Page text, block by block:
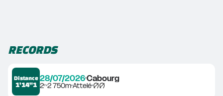
RECORDS
Distance
1'14"1
28/07/2026Cabourg
2ᵉ2 750mAttelé